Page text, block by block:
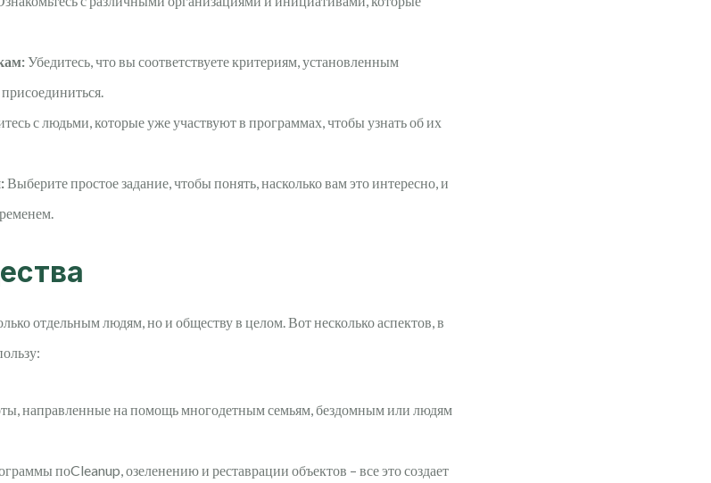
Убедитесь, что вы соответствуете критериям, установленным
с людьми, которые уже участвуют в программах, чтобы узнать об их
Выберите простое задание, чтобы понять, насколько вам это интересно, и
отдельным людям, но и обществу в целом. Вот несколько аспектов, в
направленные на помощь многодетным семьям, бездомным или людям
поCleanup, озеленению и реставрации объектов – все это создает